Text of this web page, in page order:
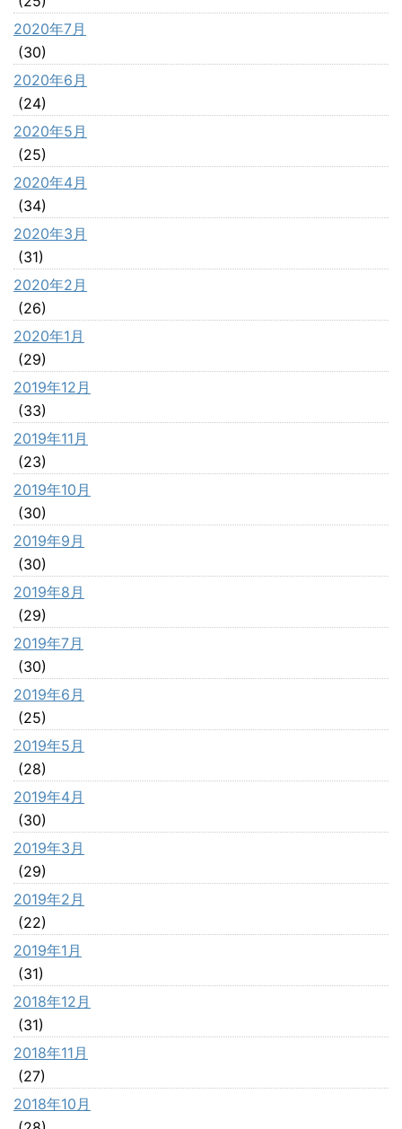
2020年7月
(30)
2020年6月
(24)
2020年5月
(25)
2020年4月
(34)
2020年3月
(31)
2020年2月
(26)
2020年1月
(29)
2019年12月
(33)
2019年11月
(23)
2019年10月
(30)
2019年9月
(30)
2019年8月
(29)
2019年7月
(30)
2019年6月
(25)
2019年5月
(28)
2019年4月
(30)
2019年3月
(29)
2019年2月
(22)
2019年1月
(31)
2018年12月
(31)
2018年11月
(27)
2018年10月